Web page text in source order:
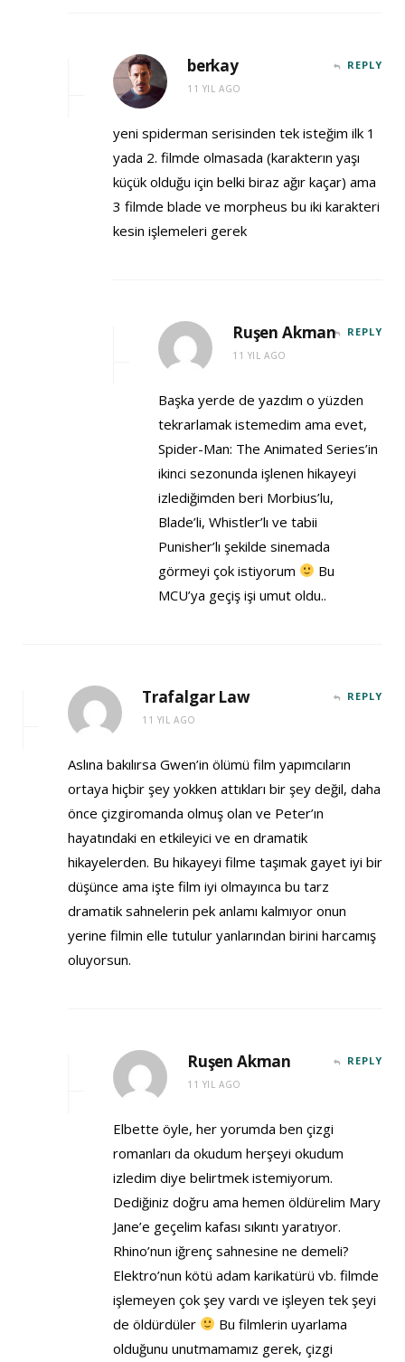
berkay
11 YIL AGO
REPLY
yeni spiderman serisinden tek isteğim ilk 1
yada 2. filmde olmasada (karakterın yaşı
küçük olduğu için belki biraz ağır kaçar) ama
3 filmde blade ve morpheus bu iki karakteri
kesin işlemeleri gerek
Ruşen Akman
11 YIL AGO
REPLY
Başka yerde de yazdım o yüzden
tekrarlamak istemedim ama evet,
Spider-Man: The Animated Series’in
ikinci sezonunda işlenen hikayeyi
izlediğimden beri Morbius’lu,
Blade’li, Whistler’lı ve tabii
Punisher’lı şekilde sinemada
görmeyi çok istiyorum
Bu
MCU’ya geçiş işi umut oldu..
Trafalgar Law
11 YIL AGO
REPLY
Aslına bakılırsa Gwen’in ölümü film yapımcıların
ortaya hiçbir şey yokken attıkları bir şey değil, daha
önce çizgiromanda olmuş olan ve Peter’ın
hayatındaki en etkileyici ve en dramatik
hikayelerden. Bu hikayeyi filme taşımak gayet iyi bir
düşünce ama işte film iyi olmayınca bu tarz
dramatik sahnelerin pek anlamı kalmıyor onun
yerine filmin elle tutulur yanlarından birini harcamış
oluyorsun.
Ruşen Akman
11 YIL AGO
REPLY
Elbette öyle, her yorumda ben çizgi
romanları da okudum herşeyi okudum
izledim diye belirtmek istemiyorum.
Dediğiniz doğru ama hemen öldürelim Mary
Jane’e geçelim kafası sıkıntı yaratıyor.
Rhino’nun iğrenç sahnesine ne demeli?
Elektro’nun kötü adam karikatürü vb. filmde
işlemeyen çok şey vardı ve işleyen tek şeyi
de öldürdüler
Bu filmlerin uyarlama
olduğunu unutmamamız gerek, çizgi